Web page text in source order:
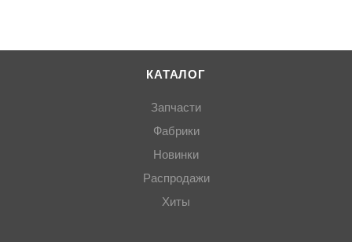
КАТАЛОГ
Запчасти
Фабрики
Новинки
Распродажи
Хиты